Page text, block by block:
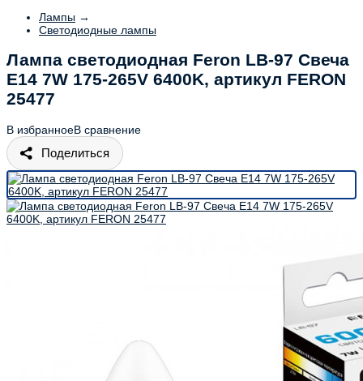
Лампы →
Светодиодные лампы
Лампа светодиодная Feron LB-97 Свеча
E14 7W 175-265V 6400K, артикул FERON
25477
В избранноеВ сравнение
Поделиться